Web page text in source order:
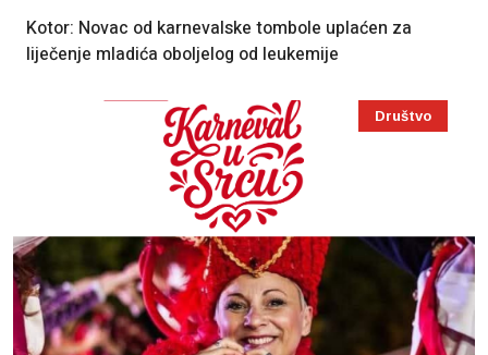
Kotor: Novac od karnevalske tombole uplaćen za
liječenje mladića oboljelog od leukemije
Društvo